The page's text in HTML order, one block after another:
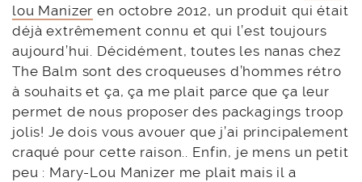
lou Manizer en octobre 2012, un produit qui était
déjà extrêmement connu et qui l’est toujours
aujourd’hui. Décidément, toutes les nanas chez
The Balm sont des croqueuses d’hommes rétro
à souhaits et ça, ça me plait parce que ça leur
permet de nous proposer des packagings troop
jolis! Je dois vous avouer que j’ai principalement
craqué pour cette raison.. Enfin, je mens un petit
peu : Mary-Lou Manizer me plait mais il a